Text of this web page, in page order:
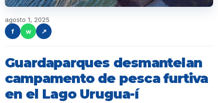
agosto 1, 2025
f
w ↗
Guardaparques desmantelan
campamento de pesca furtiva
en el Lago Urugua-í